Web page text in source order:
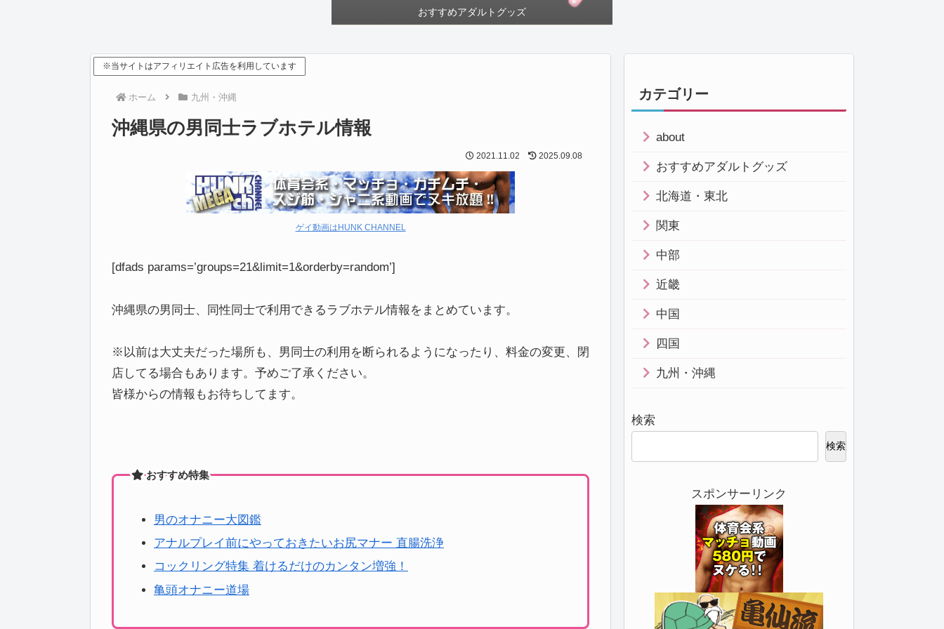
おすすめアダルトグッズ
※当サイトはアフィリエイト広告を利用しています
ホーム 九州・沖縄
沖縄県の男同士ラブホテル情報
2021.11.02 2025.09.08
ゲイ動画はHUNK CHANNEL
[dfads params=’groups=21&limit=1&orderby=random’]
沖縄県の男同士、同性同士で利用できるラブホテル情報をまとめています。
※以前は大丈夫だった場所も、男同士の利用を断られるようになったり、料金の変更、閉
店してる場合もあります。予めご了承ください。
皆様からの情報もお待ちしてます。
おすすめ特集
男のオナニー大図鑑
アナルプレイ前にやっておきたいお尻マナー 直腸洗浄
コックリング特集 着けるだけのカンタン増強！
亀頭オナニー道場
カテゴリー
about
おすすめアダルトグッズ
北海道・東北
関東
中部
近畿
中国
四国
九州・沖縄
検索
検索
スポンサーリンク